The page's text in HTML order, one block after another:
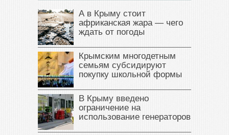
А в Крыму стоит
африканская жара — чего
ждать от погоды
Крымским многодетным
семьям субсидируют
покупку школьной формы
В Крыму введено
ограничение на
использование генераторов